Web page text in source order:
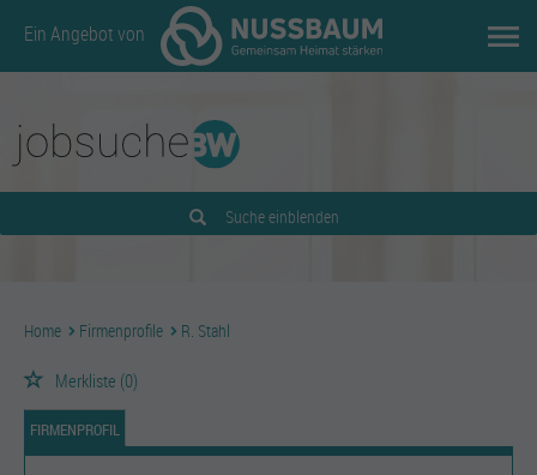
Ein Angebot von
Suche einblenden
Home Firmenprofile R. Stahl
Merkliste (0)
FIRMENPROFIL